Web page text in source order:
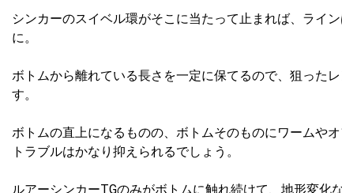
シンカーのスイベル環がそこに当たって止まれば、ライ
に。
ボトムから離れている長さを一定に保てるので、狙った
す。
ボトムの直上になるものの、ボトムそのものにワームや
トラブルはかなり抑えられるでしょう。
ルアーシンカーTGのみがボトムに触れ続けて、地形変化